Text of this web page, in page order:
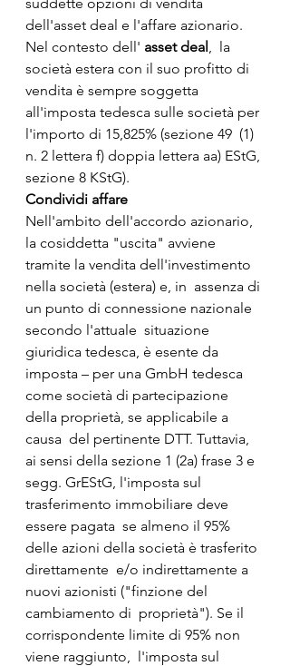
dell'asset deal e l'affare azionario.
Nel contesto dell' asset deal,  la
società estera con il suo profitto di
vendita è sempre soggetta
all'imposta tedesca sulle società per
l'importo di 15,825% (sezione 49  (1)
n. 2 lettera f) doppia lettera aa) EStG,
sezione 8 KStG).
Condividi affare
Nell'ambito dell'accordo azionario,
la cosiddetta "uscita" avviene
tramite la vendita dell'investimento
nella società (estera) e, in  assenza di
un punto di connessione nazionale
secondo l'attuale  situazione
giuridica tedesca, è esente da
imposta – per una GmbH tedesca
come società di partecipazione
della proprietà, se applicabile a
causa  del pertinente DTT. Tuttavia,
ai sensi della sezione 1 (2a) frase 3 e
segg. GrEStG, l'imposta sul
trasferimento immobiliare deve
essere pagata  se almeno il 95%
delle azioni della società è trasferito
direttamente  e/o indirettamente a
nuovi azionisti ("finzione del
cambiamento di  proprietà"). Se il
corrispondente limite di 95% non
viene raggiunto,  l'imposta sul